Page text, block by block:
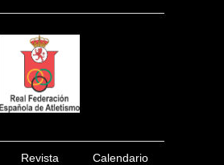
Revista Calendario